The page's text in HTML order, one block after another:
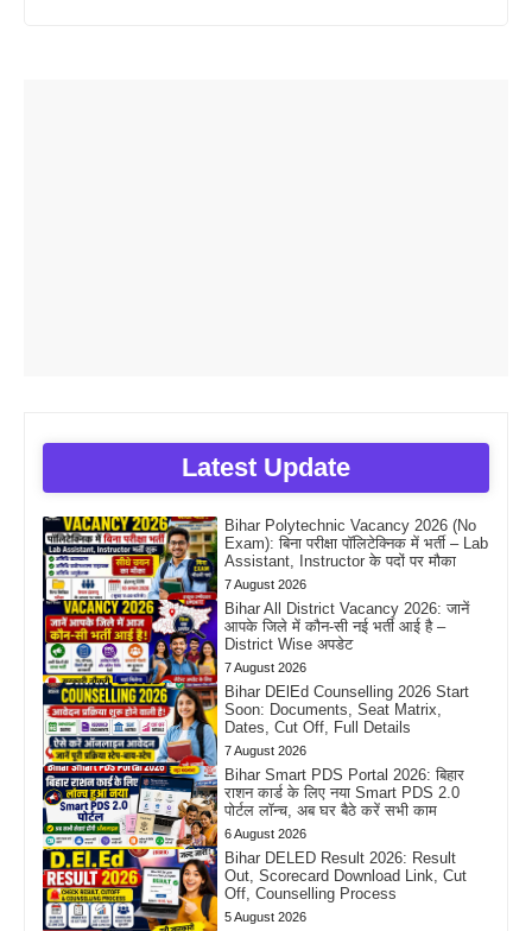
Latest Update
Bihar Polytechnic Vacancy 2026 (No
Exam): बिना परीक्षा पॉलिटेक्निक में भर्ती – Lab
Assistant, Instructor के पदों पर मौका
7 August 2026
Bihar All District Vacancy 2026: जानें
आपके जिले में कौन-सी नई भर्ती आई है –
District Wise अपडेट
7 August 2026
Bihar DElEd Counselling 2026 Start
Soon: Documents, Seat Matrix,
Dates, Cut Off, Full Details
7 August 2026
Bihar Smart PDS Portal 2026: बिहार
राशन कार्ड के लिए नया Smart PDS 2.0
पोर्टल लॉन्च, अब घर बैठे करें सभी काम
6 August 2026
Bihar DELED Result 2026: Result
Out, Scorecard Download Link, Cut
Off, Counselling Process
5 August 2026